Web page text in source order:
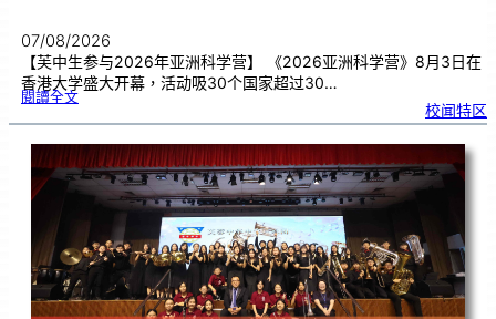
07/08/2026
【芙中生参与2026年亚洲科学营】 《2026亚洲科学营》8月3日在
香港大学盛大开幕，活动吸30个国家超过30…
閱讀全文:芙
参
2
0
2
6
年
亚
洲
科
校闻特区